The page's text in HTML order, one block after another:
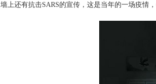
墙上还有抗击SARS的宣传，这是当年的一场疫情